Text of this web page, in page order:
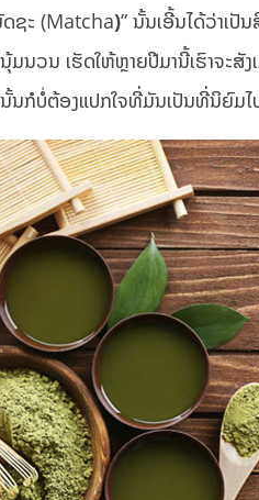
ດຊະ (Matcha)” ນັ້ນເອີ້ນໄດ້ວ່າເ
ນວນ ເຮັດໃຫ້ຫຼາຍປີມານີ້ເຮົາຈະສັ
ນກໍບໍ່ຕ້ອງແປກໃຈທີ່ມັນເປັນທີ່ນິຍົມ